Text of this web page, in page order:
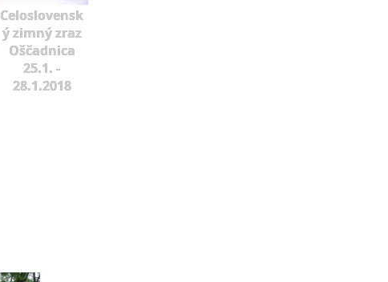
Celoslovensk
ý zimný zraz
Oščadnica
25.1. -
28.1.2018